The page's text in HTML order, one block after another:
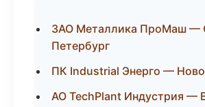
ЗАО Металлика ПроМаш —
Петербург
ПК Industrial Энерго —
АО TechPlant Индустрия —